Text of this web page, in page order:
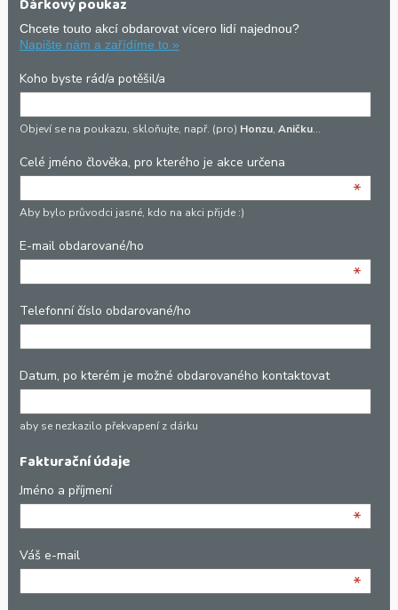
Dárkový poukaz
Chcete touto akcí obdarovat vícero lidí najednou?
Napište nám a zařídíme to »
Koho byste rád/a potěšil/a
Objeví se na poukazu, skloňujte, např. (pro) Honzu, Aničku…
Celé jméno člověka, pro kterého je akce určena
*
Aby bylo průvodci jasné, kdo na akci přijde :)
E-mail obdarované/ho
*
Telefonní číslo obdarované/ho
Datum, po kterém je možné obdarovaného kontaktovat
aby se nezkazilo překvapení z dárku
Fakturační údaje
Jméno a příjmení
*
Váš e-mail
*